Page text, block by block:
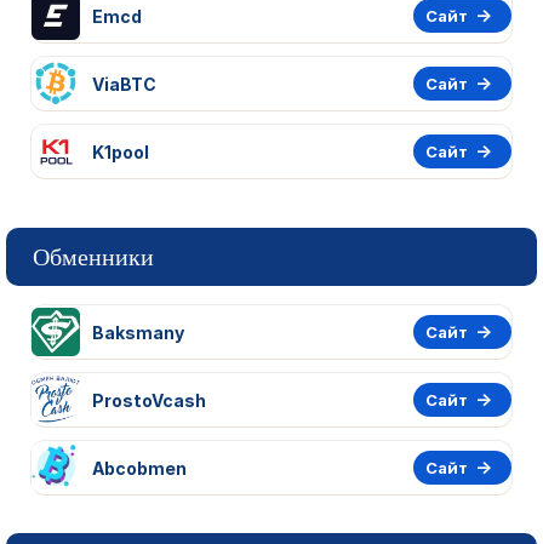
Emcd Сайт
ViaBTC Сайт
K1pool Сайт
Обменники
Baksmany Сайт
ProstoVcash Сайт
Abcobmen Сайт